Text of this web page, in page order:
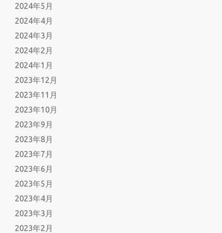
2024年5月
2024年4月
2024年3月
2024年2月
2024年1月
2023年12月
2023年11月
2023年10月
2023年9月
2023年8月
2023年7月
2023年6月
2023年5月
2023年4月
2023年3月
2023年2月